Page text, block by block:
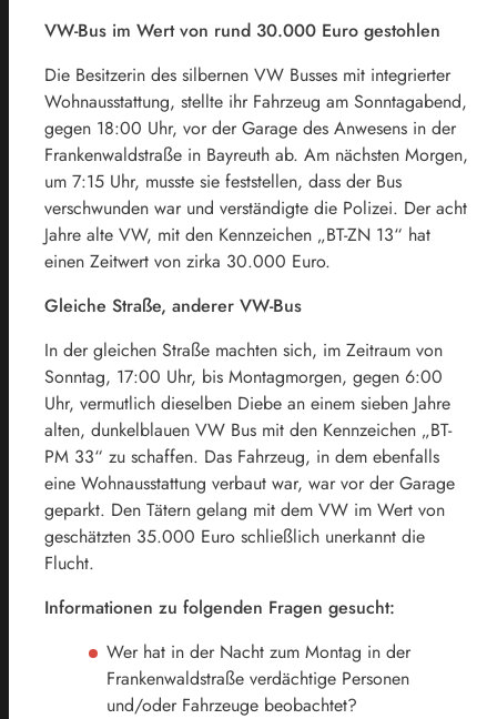
VW-Bus im Wert von rund 30.000 Euro gestohlen
Die Besitzerin des silbernen VW Busses mit integrierter
Wohnausstattung, stellte ihr Fahrzeug am Sonntagabend,
gegen 18:00 Uhr, vor der Garage des Anwesens in der
Frankenwaldstraße in Bayreuth ab. Am nächsten Morgen,
um 7:15 Uhr, musste sie feststellen, dass der Bus
verschwunden war und verständigte die Polizei. Der acht
Jahre alte VW, mit den Kennzeichen „BT-ZN 13“ hat
einen Zeitwert von zirka 30.000 Euro.
Gleiche Straße, anderer VW-Bus
In der gleichen Straße machten sich, im Zeitraum von
Sonntag, 17:00 Uhr, bis Montagmorgen, gegen 6:00
Uhr, vermutlich dieselben Diebe an einem sieben Jahre
alten, dunkelblauen VW Bus mit den Kennzeichen „BT-
PM 33“ zu schaffen. Das Fahrzeug, in dem ebenfalls
eine Wohnausstattung verbaut war, war vor der Garage
geparkt. Den Tätern gelang mit dem VW im Wert von
geschätzten 35.000 Euro schließlich unerkannt die
Flucht.
Informationen zu folgenden Fragen gesucht:
Wer hat in der Nacht zum Montag in der
Frankenwaldstraße verdächtige Personen
und/oder Fahrzeuge beobachtet?